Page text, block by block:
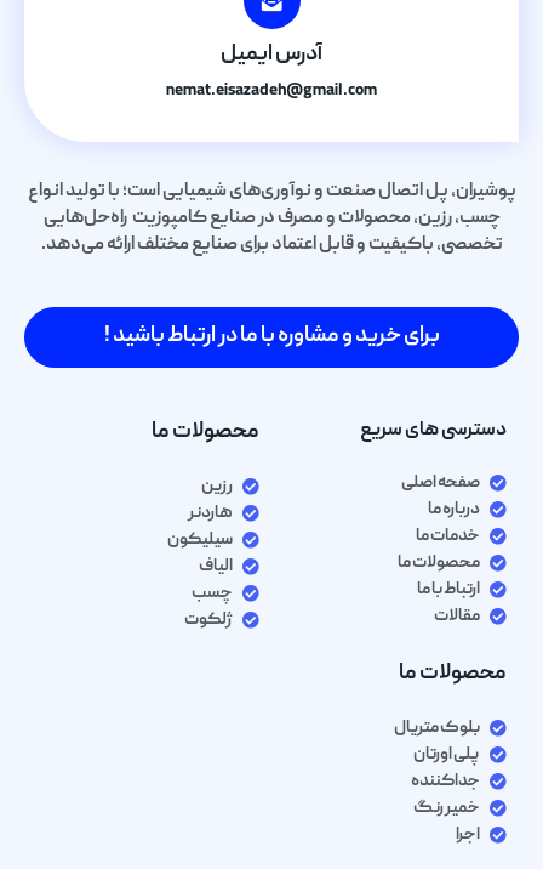
آدرس ایمیل
nemat.eisazadeh@gmail.com
پوشیران، پل اتصال صنعت و نوآوری‌های شیمیایی است؛ با تولید انواع
چسب، رزین، محصولات و مصرف در صنایع کامپوزیت راه‌حل‌هایی
تخصصی، باکیفیت و قابل اعتماد برای صنایع مختلف ارائه می‌دهد.
برای خرید و مشاوره با ما در ارتباط باشید !
دسترسی های سریع
صفحه اصلی
درباره ما
خدمات ما
محصولات ما
ارتباط با ما
مقالات
محصولات ما
رزین
هاردنر
سیلیکون
الیاف
چسب
ژلکوت
محصولات ما
بلوک متریال
پلی اورتان
جداکننده
خمیر رنگ
اجرا